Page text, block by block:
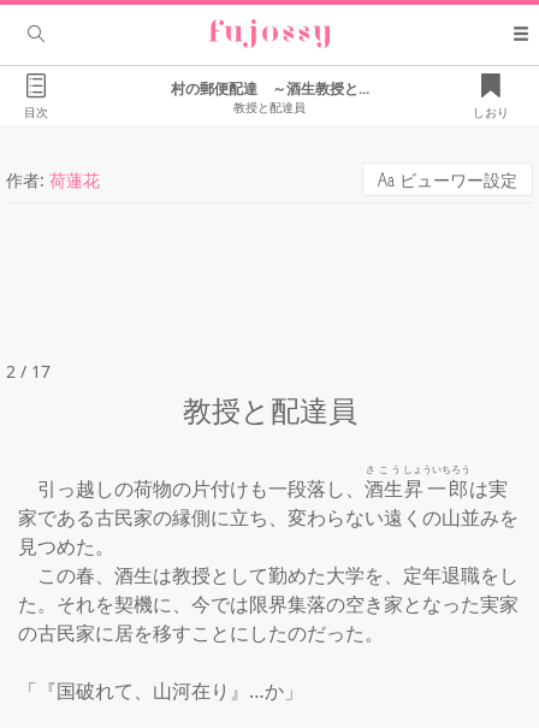
目次
村の郵便配達 ～酒生教授と...
教授と配達員 しおり
作者: 荷蓮花 ビューワー設定
2 / 17
教授と配達員
引っ越しの荷物の片付けも一段落し、 酒生
さこう
昇一郎
しょういちろう
は実
家である古民家の縁側に立ち、変わらない遠くの山並みを
見つめた。
この春、酒生は教授として勤めた大学を、定年退職をし
た。それを契機に、今では限界集落の空き家となった実家
の古民家に居を移すことにしたのだった。
「『国破れて、山河在り』…か」